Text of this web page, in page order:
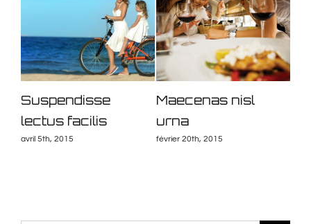
Suspendisse
lectus facilis
avril 5th, 2015
Maecenas nisl
urna
février 20th, 2015